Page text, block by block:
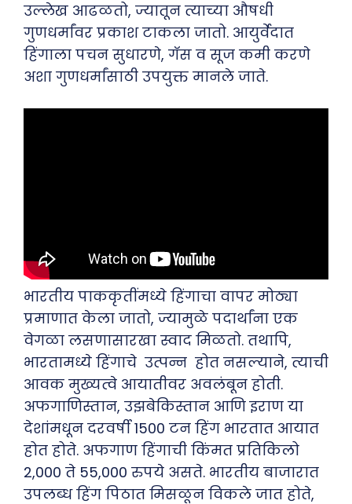
उल्लेख आढळतो, ज्यातून त्याच्या औषधी
गुणधर्मांवर प्रकाश टाकला जातो. आयुर्वेदात
हिंगाला पचन सुधारणे, गॅस व सूज कमी करणे
अशा गुणधर्मांसाठी उपयुक्त मानले जाते.
भारतीय पाककृतींमध्ये हिंगाचा वापर मोठ्या
प्रमाणात केला जातो, ज्यामुळे पदार्थांना एक
वेगळा लसणासारखा स्वाद मिळतो. तथापि,
भारतामध्ये हिंगाचे उत्पन्न होत नसल्याने, त्याची
आवक मुख्यत्वे आयातीवर अवलंबून होती.
अफगाणिस्तान, उझबेकिस्तान आणि इराण या
देशांमधून दरवर्षी 1500 टन हिंग भारतात आयात
होत होते. अफगाण हिंगाची किंमत प्रतिकिलो
2,000 ते 55,000 रुपये असते. भारतीय बाजारात
उपलब्ध हिंग पिठात मिसळून विकले जात होते,